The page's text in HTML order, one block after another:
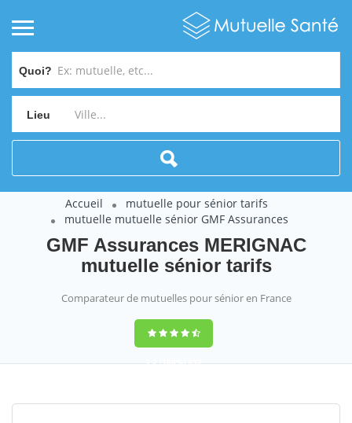
Quoi?
Lieu
Accueil
mutuelle pour sénior tarifs
mutuelle mutuelle sénior GMF Assurances
GMF Assurances MERIGNAC
mutuelle sénior tarifs
Comparateur de mutuelles pour sénior en France
9,2(100%)452